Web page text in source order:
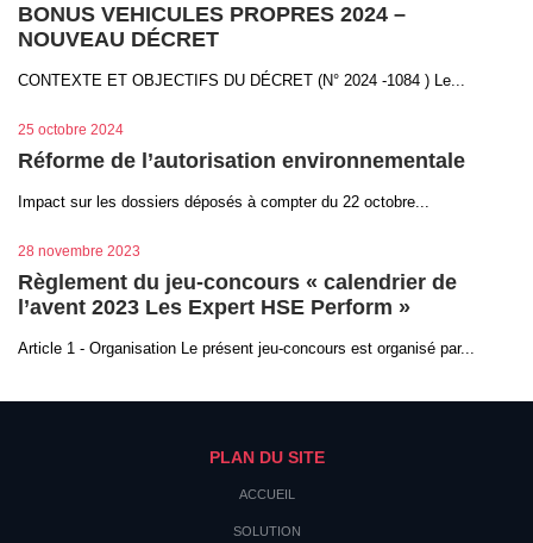
BONUS VEHICULES PROPRES 2024 –
NOUVEAU DÉCRET
CONTEXTE ET OBJECTIFS DU DÉCRET (N° 2024 -1084 ) Le...
25 octobre 2024
Réforme de l’autorisation environnementale
Impact sur les dossiers déposés à compter du 22 octobre...
28 novembre 2023
Règlement du jeu-concours « calendrier de
l’avent 2023 Les Expert HSE Perform »
Article 1 - Organisation Le présent jeu-concours est organisé par...
PLAN DU SITE
ACCUEIL
SOLUTION